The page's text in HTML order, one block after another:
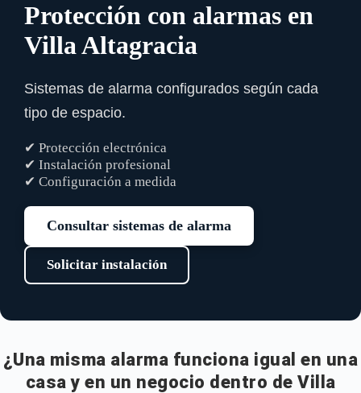
Protección con alarmas en
Villa Altagracia
Sistemas de alarma configurados según cada
tipo de espacio.
✔ Protección electrónica
✔ Instalación profesional
✔ Configuración a medida
Consultar sistemas de alarma
Solicitar instalación
¿Una misma alarma funciona igual en una
casa y en un negocio dentro de Villa